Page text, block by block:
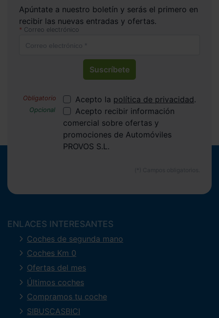
Apúntate a nuestro boletín y serás el primero en
recibir las nuevas entradas y ofertas.
Correo electrónico
Suscríbete
Acepto la política de privacidad.
Acepto recibir información
comercial sobre ofertas y
promociones de Automóviles
PROVOS S.L.
ENLACES INTERESANTES
Coches de segunda mano
Coches Km 0
Ofertas del mes
Últimos coches
Compramos tu coche
SIBUSCASBICI